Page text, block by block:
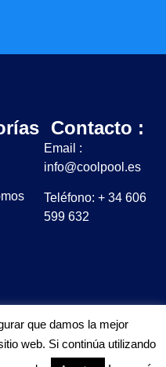
Contacto :
Email :
info@coolpool.es
Teléfono: + 34 606
599 632
que damos la mejor
web. Si continúa utilizando